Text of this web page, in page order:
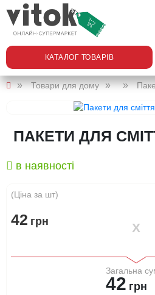
КАТАЛОГ ТОВАРІВ
Товари для дому
ПАКЕТИ ДЛЯ
в наявності
(Ціна за шт)
42 грн
Загальна
42 грн